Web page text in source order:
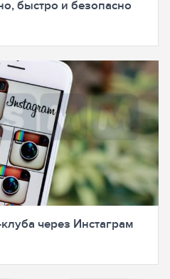
быстро и безопасно
через Инстаграм